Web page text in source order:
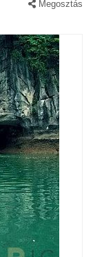
Megosztás